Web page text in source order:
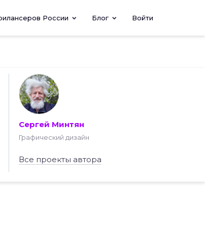
России Блог Войти
Сергей Минтян
Графический дизайн
Все проекты автора